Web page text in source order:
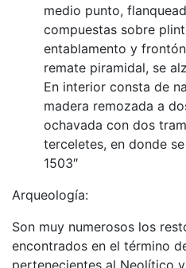
medio punto,
compuestas sobre
entablamento y
remate piramidal, se
En interior consta de
madera remozada a
ochavada con dos
terceletes, en donde
1503″
Arqueología:
Son muy numerosos los
encontrados en el término
pertenecientes al Neolítico